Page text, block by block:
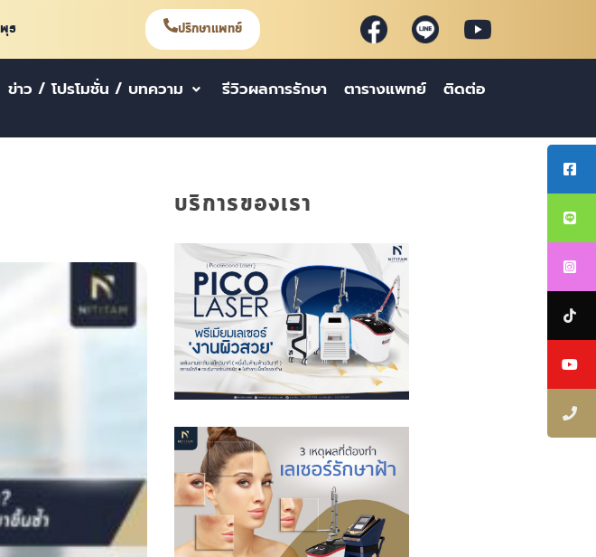
ธ ปรึกษาแพทย์
ข่าว / โปรโมชั่น / บทความ รีวิวผลการรักษา ตารางแพทย์ ติดต่อ
บริการของเรา